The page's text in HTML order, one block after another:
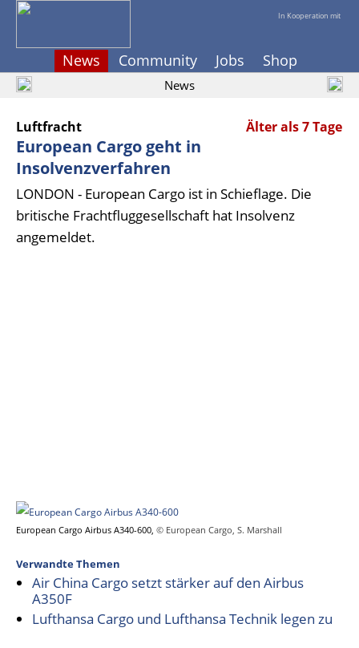
In Kooperation mit
News Community Jobs Shop
News
Luftfracht Älter als 7 Tage
European Cargo geht in
Insolvenzverfahren
LONDON - European Cargo ist in Schieflage. Die
britische Frachtfluggesellschaft hat Insolvenz
angemeldet.
European Cargo Airbus A340-600, © European Cargo, S. Marshall
Verwandte Themen
Air China Cargo setzt stärker auf den Airbus
A350F
Lufthansa Cargo und Lufthansa Technik legen zu